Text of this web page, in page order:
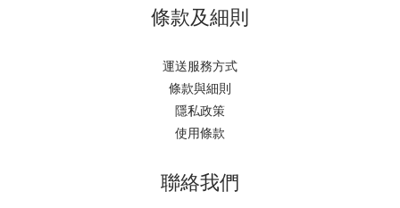
條款及細則
運送服務方式
條款與細則
隱私政策
使用條款
聯絡我們